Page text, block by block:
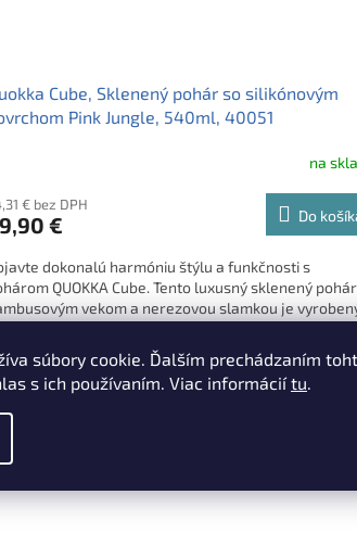
súbory cookie. Ďalším prechádzaním
s ich používaním. Viac informáciítu.
Cube, Sklenený pohár so silikónovým
Pink Jungle, 540ml, 40051
na
€ bez DPH
€ Do
dokonalú harmóniu štýlu a funkčnosti s
QUOKKA Cube. Tento luxusný sklenený
vekom a nerezovou slamkou je
silikónom. S objemom 540 ml je ideálny
váš obľúbený nápoj kdekoľvek a kedykoľvek.
si výnimočný zážitok z pitia s QUOKKA Cube -
ktorý spĺňa tie najvyššie nároky na kvalitu a